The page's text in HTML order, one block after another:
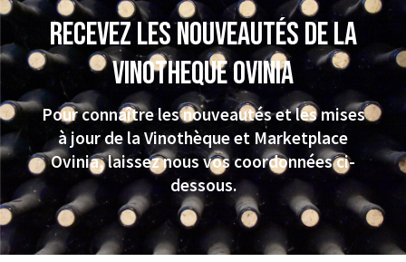
Recevez les nouveautés de la
VINOTHEQUE Ovinia
Pour connaître les nouveautés et les mises
à jour de la Vinothèque et Marketplace
Ovinia, laissez nous vos coordonnées ci-
dessous.